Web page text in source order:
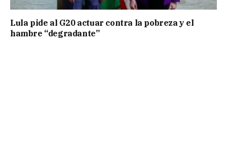
Lula pide al G20 actuar contra la pobreza y el
hambre “degradante”